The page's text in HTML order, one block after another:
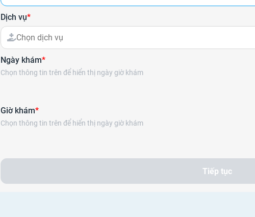
Dịch vụ*
Chọn dịch vụ
Ngày khám*
Chọn thông tin trên để hiển thị ngày giờ khám
Giờ khám*
Chọn thông tin trên để hiển thị ngày giờ khám
Tiếp tục